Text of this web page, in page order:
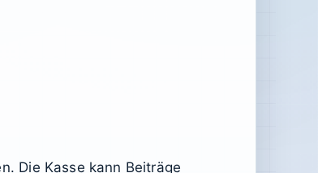
Die Kasse kann Beiträge